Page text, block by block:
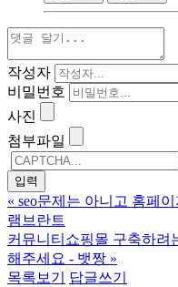
작성자
비밀번호
사진
첨부파일
« seo문제는 아니고 홈페
램브란트
커뮤니티쇼핑몰 구축하려
해주세요 - 뱃짱 »
목록보기
답글쓰기